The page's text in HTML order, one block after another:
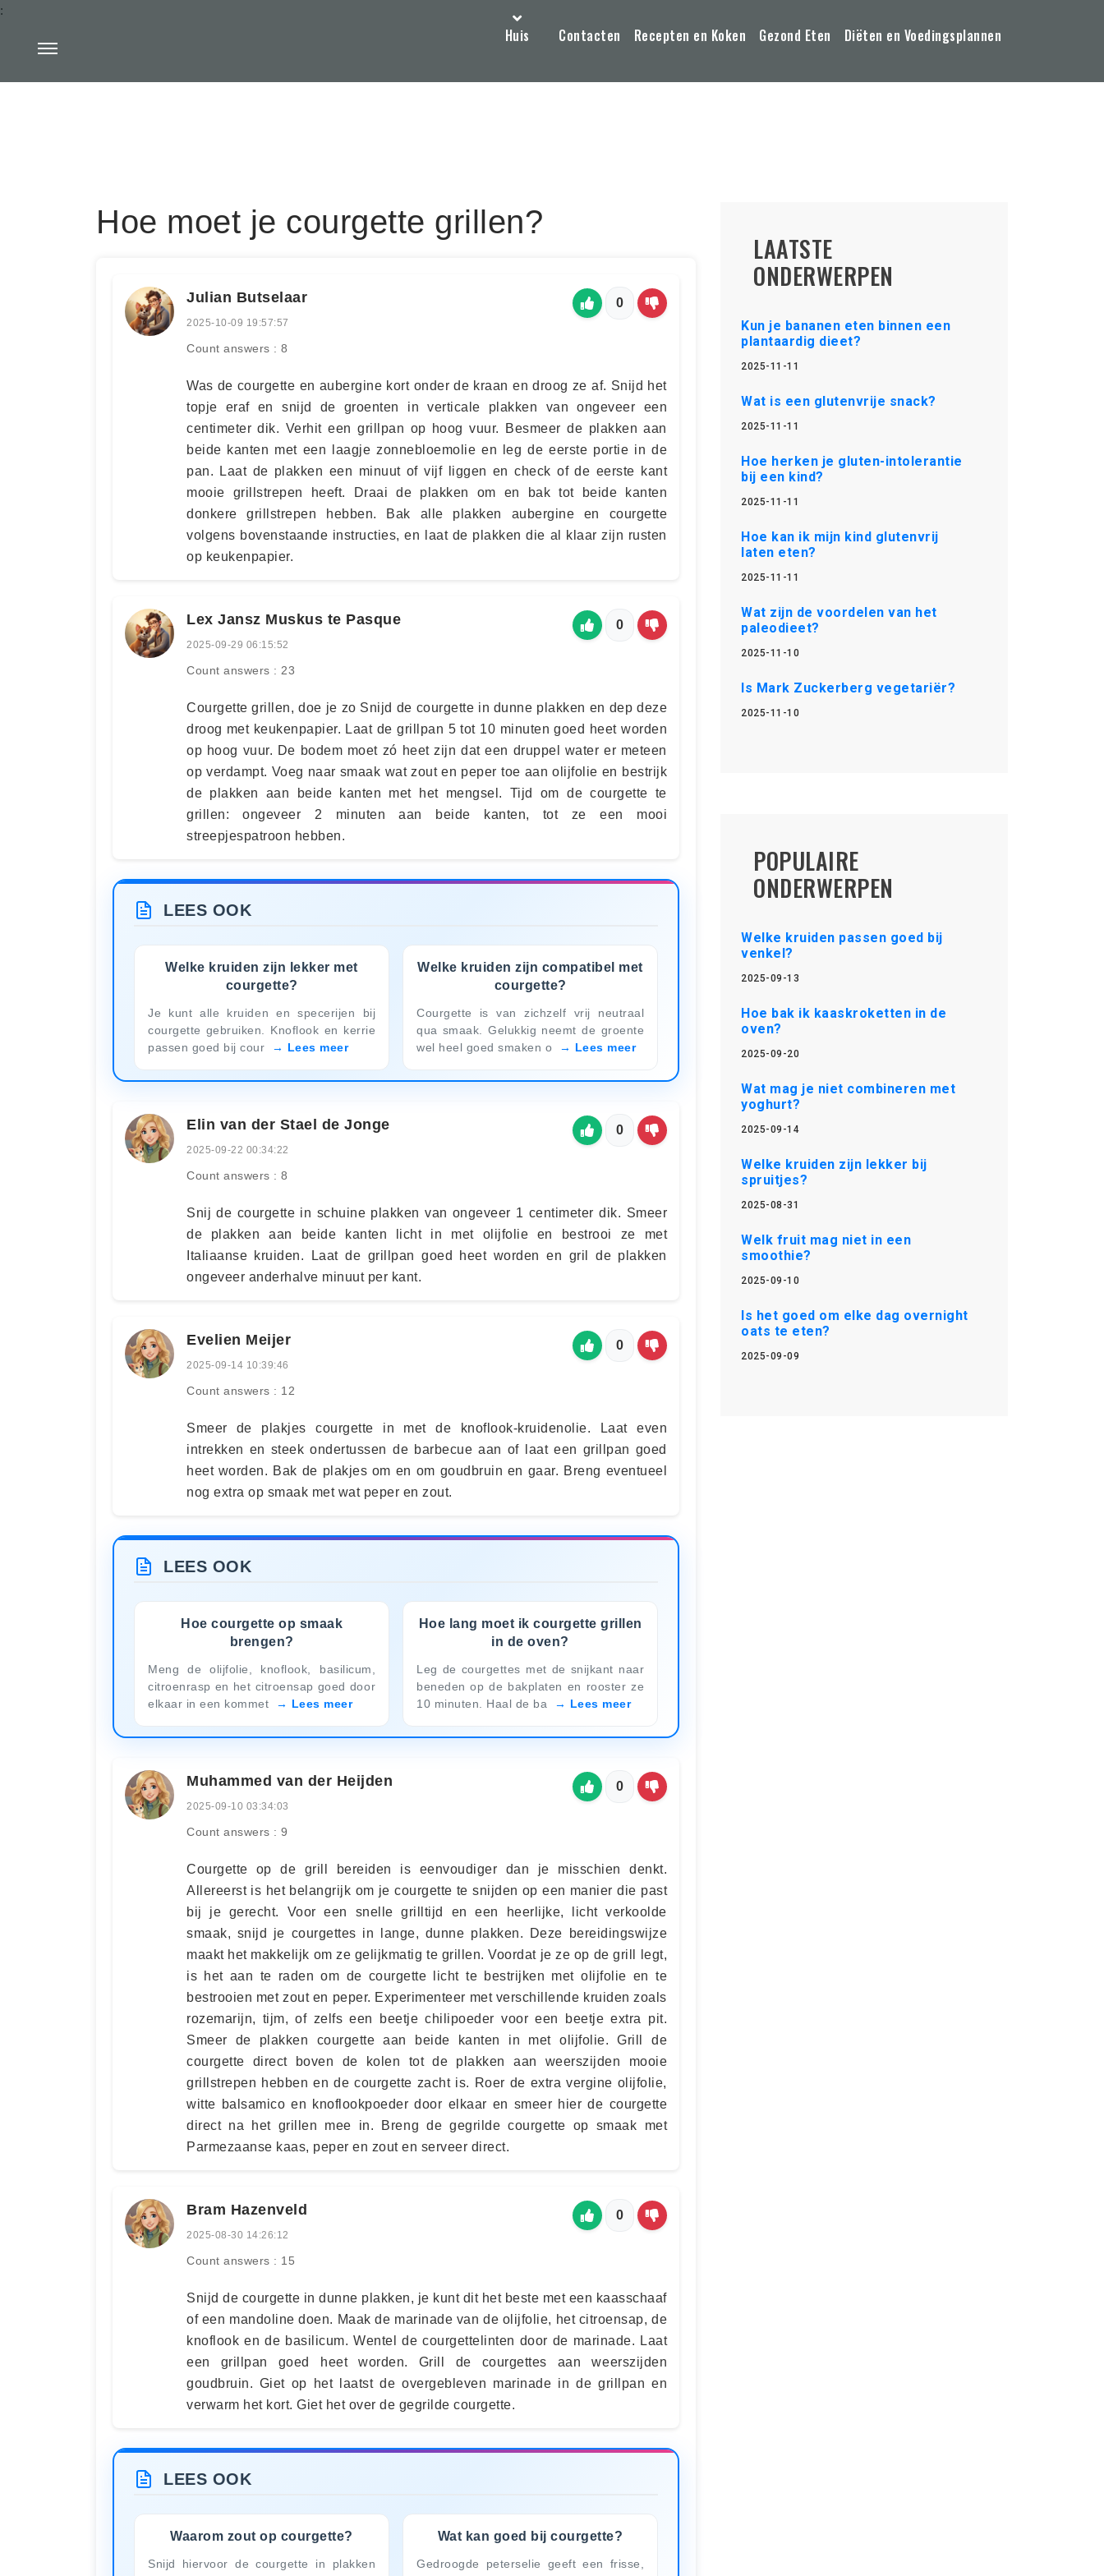
Huis Contacten Recepten en Koken Gezond Eten Diëten en Voedingsplannen
:
Hoe moet je courgette grillen?
Julian Butselaar
2025-10-09 19:57:57
Count answers : 8
0
Was de courgette en aubergine kort onder de kraan en droog ze af. Snijd het
topje eraf en snijd de groenten in verticale plakken van ongeveer een
centimeter dik. Verhit een grillpan op hoog vuur. Besmeer de plakken aan
beide kanten met een laagje zonnebloemolie en leg de eerste portie in de
pan. Laat de plakken een minuut of vijf liggen en check of de eerste kant
mooie grillstrepen heeft. Draai de plakken om en bak tot beide kanten
donkere grillstrepen hebben. Bak alle plakken aubergine en courgette
volgens bovenstaande instructies, en laat de plakken die al klaar zijn rusten
op keukenpapier.
Lex Jansz Muskus te Pasque
2025-09-29 06:15:52
Count answers : 23
0
Courgette grillen, doe je zo Snijd de courgette in dunne plakken en dep deze
droog met keukenpapier. Laat de grillpan 5 tot 10 minuten goed heet worden
op hoog vuur. De bodem moet zó heet zijn dat een druppel water er meteen
op verdampt. Voeg naar smaak wat zout en peper toe aan olijfolie en bestrijk
de plakken aan beide kanten met het mengsel. Tijd om de courgette te
grillen: ongeveer 2 minuten aan beide kanten, tot ze een mooi
streepjespatroon hebben.
LEES OOK
Welke kruiden zijn lekker met
courgette?
Je kunt alle kruiden en specerijen bij
courgette gebruiken. Knoflook en kerrie
passen goed bij cour
Lees meer
Welke kruiden zijn compatibel met
courgette?
Courgette is van zichzelf vrij neutraal
qua smaak. Gelukkig neemt de groente
wel heel goed smaken o
Lees meer
Elin van der Stael de Jonge
2025-09-22 00:34:22
Count answers : 8
0
Snij de courgette in schuine plakken van ongeveer 1 centimeter dik. Smeer
de plakken aan beide kanten licht in met olijfolie en bestrooi ze met
Italiaanse kruiden. Laat de grillpan goed heet worden en gril de plakken
ongeveer anderhalve minuut per kant.
Evelien Meijer
2025-09-14 10:39:46
Count answers : 12
0
Smeer de plakjes courgette in met de knoflook-kruidenolie. Laat even
intrekken en steek ondertussen de barbecue aan of laat een grillpan goed
heet worden. Bak de plakjes om en om goudbruin en gaar. Breng eventueel
nog extra op smaak met wat peper en zout.
LEES OOK
Hoe courgette op smaak
brengen?
Meng de olijfolie, knoflook, basilicum,
citroenrasp en het citroensap goed door
elkaar in een kommet
Lees meer
Hoe lang moet ik courgette grillen
in de oven?
Leg de courgettes met de snijkant naar
beneden op de bakplaten en rooster ze
10 minuten. Haal de ba
Lees meer
Muhammed van der Heijden
2025-09-10 03:34:03
Count answers : 9
0
Courgette op de grill bereiden is eenvoudiger dan je misschien denkt.
Allereerst is het belangrijk om je courgette te snijden op een manier die past
bij je gerecht. Voor een snelle grilltijd en een heerlijke, licht verkoolde
smaak, snijd je courgettes in lange, dunne plakken. Deze bereidingswijze
maakt het makkelijk om ze gelijkmatig te grillen. Voordat je ze op de grill legt,
is het aan te raden om de courgette licht te bestrijken met olijfolie en te
bestrooien met zout en peper. Experimenteer met verschillende kruiden zoals
rozemarijn, tijm, of zelfs een beetje chilipoeder voor een beetje extra pit.
Smeer de plakken courgette aan beide kanten in met olijfolie. Grill de
courgette direct boven de kolen tot de plakken aan weerszijden mooie
grillstrepen hebben en de courgette zacht is. Roer de extra vergine olijfolie,
witte balsamico en knoflookpoeder door elkaar en smeer hier de courgette
direct na het grillen mee in. Breng de gegrilde courgette op smaak met
Parmezaanse kaas, peper en zout en serveer direct.
Bram Hazenveld
2025-08-30 14:26:12
Count answers : 15
0
Snijd de courgette in dunne plakken, je kunt dit het beste met een kaasschaaf
of een mandoline doen. Maak de marinade van de olijfolie, het citroensap, de
knoflook en de basilicum. Wentel de courgettelinten door de marinade. Laat
een grillpan goed heet worden. Grill de courgettes aan weerszijden
goudbruin. Giet op het laatst de overgebleven marinade in de grillpan en
verwarm het kort. Giet het over de gegrilde courgette.
LEES OOK
Waarom zout op courgette?
Snijd hiervoor de courgette in plakken
Wat kan goed bij courgette?
Gedroogde peterselie geeft een frisse,
LAATSTE
ONDERWERPEN
Kun je bananen eten binnen een
plantaardig dieet?
2025-11-11
Wat is een glutenvrije snack?
2025-11-11
Hoe herken je gluten-intolerantie
bij een kind?
2025-11-11
Hoe kan ik mijn kind glutenvrij
laten eten?
2025-11-11
Wat zijn de voordelen van het
paleodieet?
2025-11-10
Is Mark Zuckerberg vegetariër?
2025-11-10
POPULAIRE
ONDERWERPEN
Welke kruiden passen goed bij
venkel?
2025-09-13
Hoe bak ik kaaskroketten in de
oven?
2025-09-20
Wat mag je niet combineren met
yoghurt?
2025-09-14
Welke kruiden zijn lekker bij
spruitjes?
2025-08-31
Welk fruit mag niet in een
smoothie?
2025-09-10
Is het goed om elke dag overnight
oats te eten?
2025-09-09